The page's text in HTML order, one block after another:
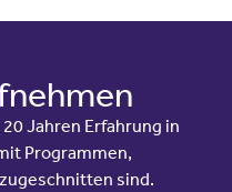
Jahren Erfahrung in
Programmen,
sind.